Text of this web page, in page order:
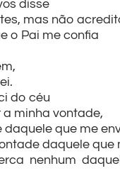
disse
mas não
o Pai me confia
do céu
minha vontade,
que me
daquele que
nenhum